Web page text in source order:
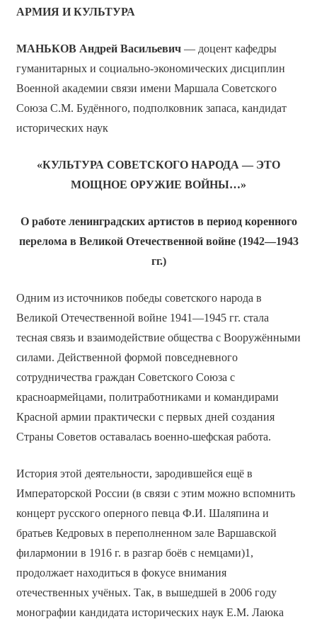
АРМИЯ И КУЛЬТУРА
МАНЬКОВ Андрей Васильевич— доцент кафедры
гуманитарных и социально-экономических дисциплин
Военной академии связи имени Маршала Советского
Союза С.М. Будённого, подполковник запаса, кандидат
исторических наук
«КУЛЬТУРА СОВЕТСКОГО НАРОДА — ЭТО
МОЩНОЕ ОРУЖИЕ ВОЙНЫ…»
О работе ленинградских артистов в период коренного
перелома в Великой Отечественной войне (1942—1943
гг.)
Одним из источников победы советского народа в
Великой Отечественной войне 1941—1945 гг. стала
тесная связь и взаимодействие общества с Вооружёнными
силами. Действенной формой повседневного
сотрудничества граждан Советского Союза с
красноармейцами, политработниками и командирами
Красной армии практически с первых дней создания
Страны Советов оставалась военно-шефская работа.
История этой деятельности, зародившейся ещё в
Императорской России (в связи с этим можно вспомнить
концерт русского оперного певца Ф.И. Шаляпина и
братьев Кедровых в переполненном зале Варшавской
филармонии в 1916 г. в разгар боёв с немцами)1,
продолжает находиться в фокусе внимания
отечественных учёных. Так, в вышедшей в 2006 году
монографии кандидата исторических наук Е.М. Лаюка